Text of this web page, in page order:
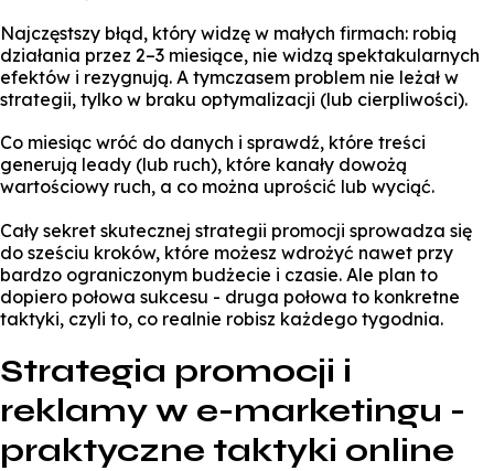
Najczęstszy błąd, który widzę w małych firmach: robią
działania przez 2–3 miesiące, nie widzą spektakularnych
efektów i rezygnują. A tymczasem problem nie leżał w
strategii, tylko w braku optymalizacji (lub cierpliwości).
Co miesiąc wróć do danych i sprawdź, które treści
generują leady (lub ruch), które kanały dowożą
wartościowy ruch, a co można uprościć lub wyciąć.
Cały sekret skutecznej strategii promocji sprowadza się
do sześciu kroków, które możesz wdrożyć nawet przy
bardzo ograniczonym budżecie i czasie. Ale plan to
dopiero połowa sukcesu - druga połowa to konkretne
taktyki, czyli to, co realnie robisz każdego tygodnia.
Strategia promocji i
reklamy w e-marketingu -
praktyczne taktyki online